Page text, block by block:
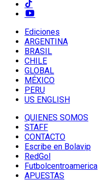
Ediciones
ARGENTINA
BRASIL
CHILE
GLOBAL
MÉXICO
PERU
US ENGLISH
QUIENES SOMOS
STAFF
CONTACTO
Escribe en Bolavip
RedGol
Futbolcentroamerica
APUESTAS